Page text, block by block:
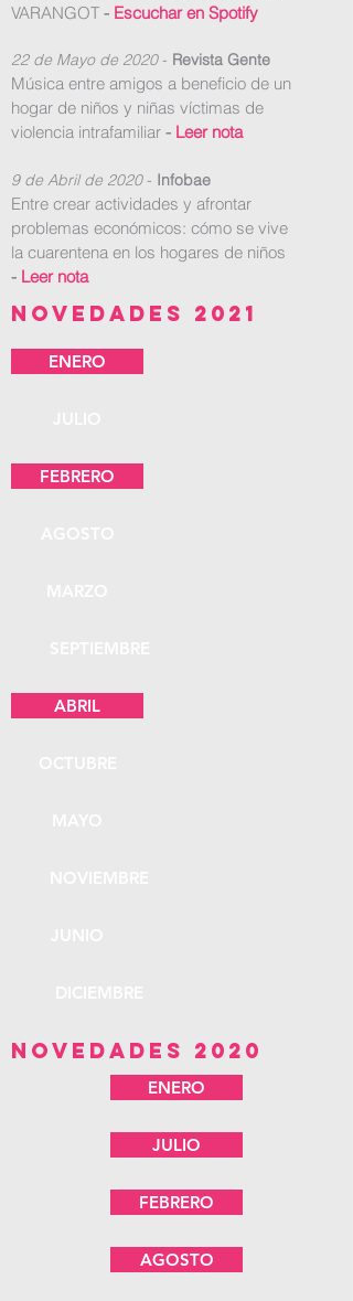
VARANGOT - Escuchar en Spotify
22 de Mayo de 2020- Revista Gente
Música entre amigos a beneficio de un
hogar de niños y niñas víctimas de
violencia intrafamiliar - Leer nota
9 de Abril de 2020- Infobae
Entre crear actividades y afrontar
problemas económicos: cómo se vive
la cuarentena en los hogares de niños
- Leer nota
NOVEDADES 2021
ENERO
FEBRERO
ABRIL
NOVEDADES 2020
ENERO
JULIO
FEBRERO
AGOSTO